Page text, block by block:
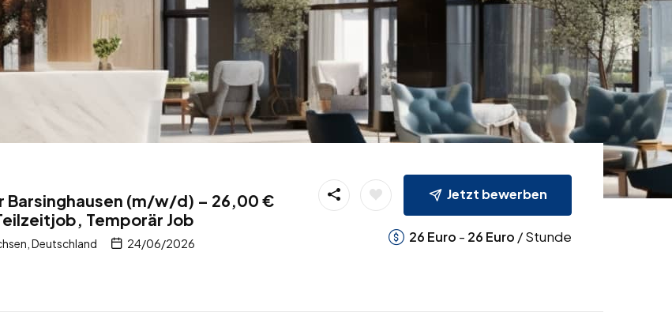
Barsinghausen (m/w/d) – 26,00 €
Temporär Job
Deutschland 24/06/2026
Jetzt bewerben
26 Euro - 26 Euro / Stunde